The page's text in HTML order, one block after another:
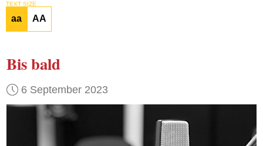
TEXT SIZE
aa AA
Bis bald
6 September 2023